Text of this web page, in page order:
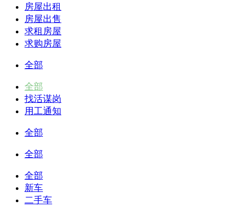
房屋出租
房屋出售
求租房屋
求购房屋
全部
全部
找活谋岗
用工通知
全部
全部
全部
新车
二手车